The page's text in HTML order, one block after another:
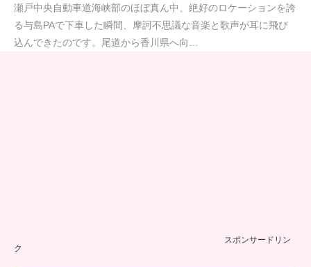
瀬戸中央自動車道海峡部のほぼ真ん中、絶好のロケーションを誇
る与島PAで下車した瞬間、摩訶不思議な音楽と歌声が耳に飛び
込んできたのです。尾道から香川県へ向…
スポンサードリン
ク